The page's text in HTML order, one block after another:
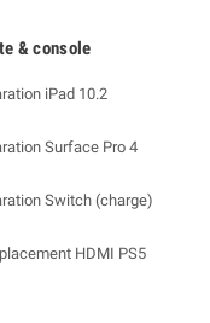
& console
iPad 10.2
Surface Pro 4
Switch (charge)
HDMI PS5